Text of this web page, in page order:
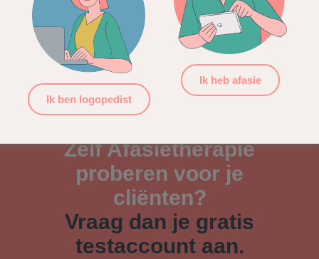
Versteegde, L., Raven-Takken, E. & Hilari, K. (2016) ) kan,
indien gewenst samen met de cliënt, online afgenomen
worden.
Zelf Afasietherapie
proberen voor je
cliënten?
Vraag dan je gratis
testaccount aan.
Ik ben logopedist
Ik heb afasie